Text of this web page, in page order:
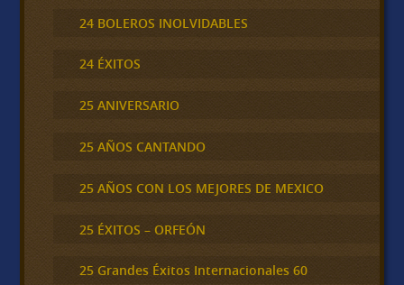
24 BOLEROS INOLVIDABLES
24 ÉXITOS
25 ANIVERSARIO
25 AÑOS CANTANDO
25 AÑOS CON LOS MEJORES DE MEXICO
25 ÉXITOS – ORFEÓN
25 Grandes Éxitos Internacionales 60